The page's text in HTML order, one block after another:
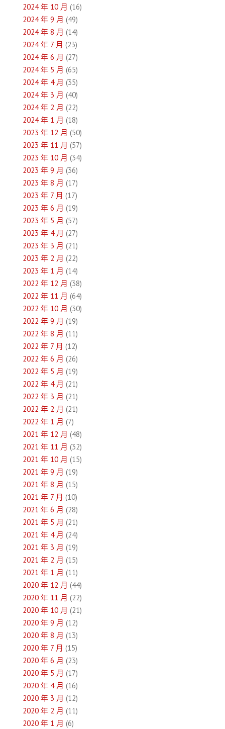
2024 年 10 月 (16)
2024 年 9 月 (49)
2024 年 8 月 (14)
2024 年 7 月 (23)
2024 年 6 月 (27)
2024 年 5 月 (65)
2024 年 4 月 (35)
2024 年 3 月 (40)
2024 年 2 月 (22)
2024 年 1 月 (18)
2023 年 12 月 (50)
2023 年 11 月 (57)
2023 年 10 月 (34)
2023 年 9 月 (36)
2023 年 8 月 (17)
2023 年 7 月 (17)
2023 年 6 月 (19)
2023 年 5 月 (57)
2023 年 4 月 (27)
2023 年 3 月 (21)
2023 年 2 月 (22)
2023 年 1 月 (14)
2022 年 12 月 (38)
2022 年 11 月 (64)
2022 年 10 月 (30)
2022 年 9 月 (19)
2022 年 8 月 (11)
2022 年 7 月 (12)
2022 年 6 月 (26)
2022 年 5 月 (19)
2022 年 4 月 (21)
2022 年 3 月 (21)
2022 年 2 月 (21)
2022 年 1 月 (7)
2021 年 12 月 (48)
2021 年 11 月 (32)
2021 年 10 月 (15)
2021 年 9 月 (19)
2021 年 8 月 (15)
2021 年 7 月 (10)
2021 年 6 月 (28)
2021 年 5 月 (21)
2021 年 4 月 (24)
2021 年 3 月 (19)
2021 年 2 月 (15)
2021 年 1 月 (11)
2020 年 12 月 (44)
2020 年 11 月 (22)
2020 年 10 月 (21)
2020 年 9 月 (12)
2020 年 8 月 (13)
2020 年 7 月 (15)
2020 年 6 月 (23)
2020 年 5 月 (17)
2020 年 4 月 (16)
2020 年 3 月 (12)
2020 年 2 月 (11)
2020 年 1 月 (6)